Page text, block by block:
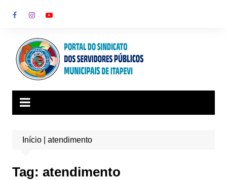
para
conteúdo
Início| atendimento
Tag: atendimento